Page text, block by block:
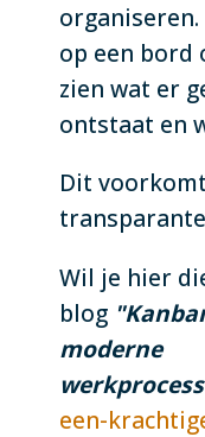
op een bord
zien wat er
ontstaat en
Dit
Wil je hier
blog
moderne
een-